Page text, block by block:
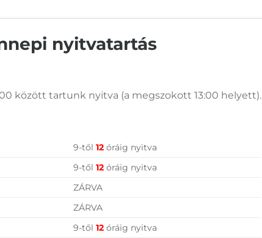
nyitvatartás
között tartunk nyitva (a megszokott 13:00 helyett).
9-től 12óráig nyitva
9-től 12óráig nyitva
ZÁRVA
ZÁRVA
9-től 12óráig nyitva